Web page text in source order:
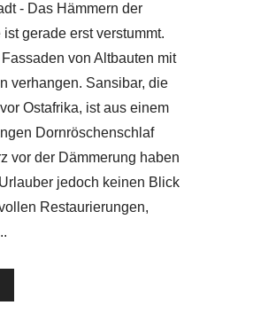
- Das Hämmern der
gerade erst verstummt.
von Altbauten mit
verhangen. Sansibar, die
Ostafrika, ist aus einem
Dornröschenschlaf
vor der Dämmerung haben
jedoch keinen Blick
Restaurierungen,